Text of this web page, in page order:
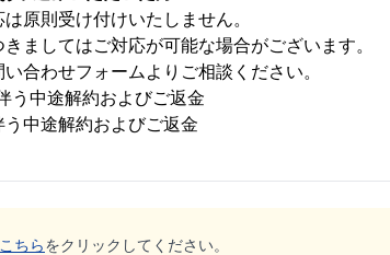
こちらをクリックしてください。